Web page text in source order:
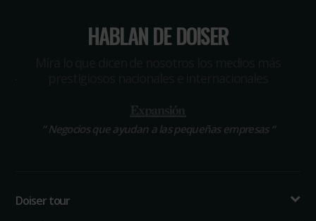
HABLAN DE DOISER
“Negocios que ayudan a las pequeñas empresas “
Doiser tour